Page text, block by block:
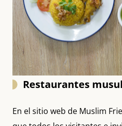
Restaurantes
En el sitio web de Muslim